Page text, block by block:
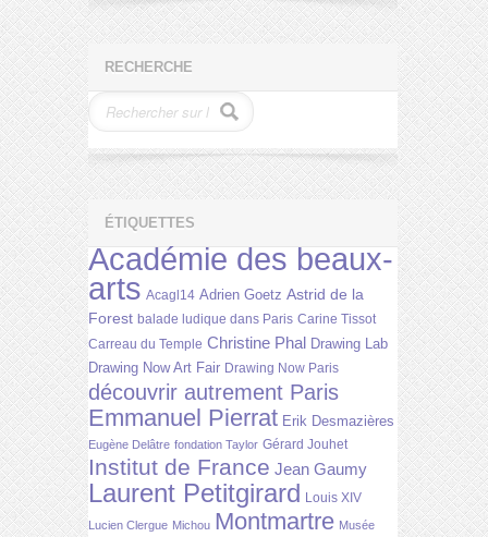
RECHERCHE
ÉTIQUETTES
Académie des beaux-
arts Acagl14 Adrien Goetz Astrid de la
Forest balade ludique dans Paris Carine Tissot
Carreau du Temple Christine Phal Drawing Lab
Drawing Now Art Fair Drawing Now Paris
découvrir autrement Paris
Emmanuel Pierrat Erik Desmazières
Eugène Delâtre fondation Taylor Gérard Jouhet
Institut de France Jean Gaumy
Laurent Petitgirard Louis XIV
Lucien Clergue Michou Montmartre Musée